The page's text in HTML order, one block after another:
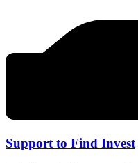
Support to Find Invest